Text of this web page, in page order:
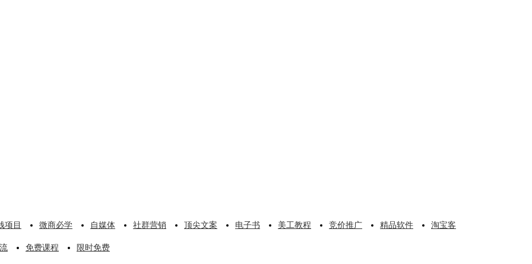
项目 微商必学 自媒体 社群营销 顶尖文案 电子书 美工教程 竞价推广 精品软件 淘宝客
免费课程 限时免费